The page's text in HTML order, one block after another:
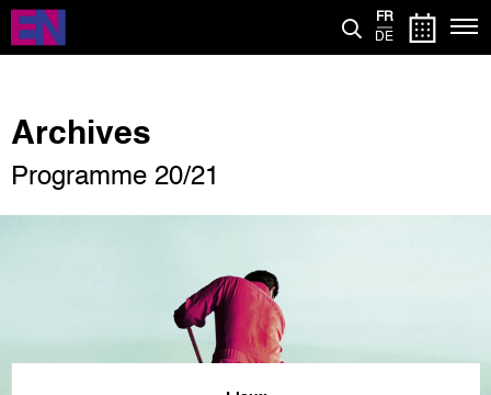
Aller
contenu
FR
DE
Archives
Programme 20/21